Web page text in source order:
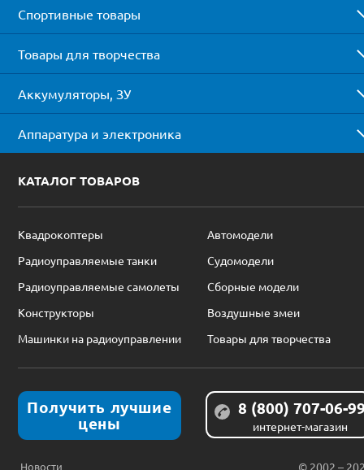
Спортивные товары
Товары для творчества
Аккумуляторы, ЗУ
Аппаратура и электроника
КАТАЛОГ ТОВАРОВ
Квадрокоптеры
Автомодели
Радиоуправляемые танки
Судомодели
Радиоуправляемые самолеты
Сборные модели
Конструкторы
Воздушные змеи
Машинки на радиоуправлении
Товары для творчества
Получить лучшие
цены
8 (800) 707-06-
интернет-магазин
Новости
© 2002 –